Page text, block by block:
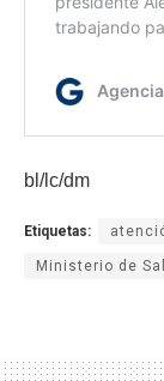
bl/lc/dm
Etiquetas:
Ministerio de